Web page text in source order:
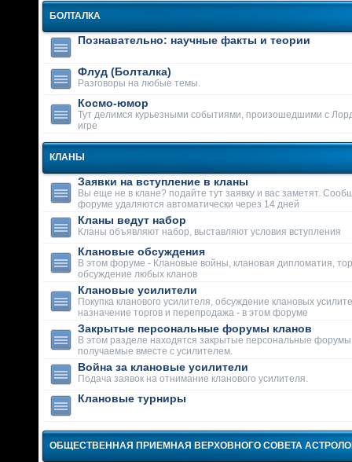
БОЛТАЛКА
Познавательно: научные факты и теории
Флуд (Болталка)
Разговоры на любые темы.
Космо-юмор
Тут делимся курьезными событиями, произошедшими с
игре
КЛАНЫ
Заявки на вступление в кланы
Вы еще не в клане? подайте тут заявку и вас заметят.
форуме удаляются автоматически через 14 дней
Кланы ведут набор
Кланы объявляют набор, выставляют условия вступления
Клановые обсуждения
В этом форуме - Клановые войны, клановая дипломатия,
обсуждение любых кланов
Клановые усилители
Покупка кланового усилителя, обсуждение клановых
назначение торгов и перепродажа - в этом форуме
Закрытые персональные форумы кланов
В этом разделе находятся закрытые персональные форумы
получаемые вместе с усилителем.
Война за клановые усилители
Подача заявок на отнимание кланового усилителя.
Клановые турниры
ОБЩЕСТВЕННАЯ ПРИЕМНАЯ ВЕРХОВНОГО СОВЕТА